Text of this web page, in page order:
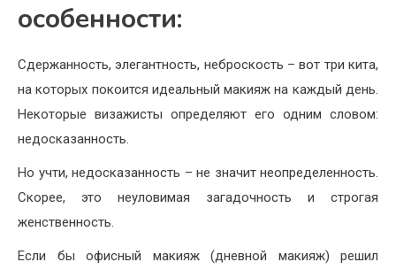
особенности:
Сдержанность, элегантность, неброскость – вот три кита,
на которых покоится идеальный макияж на каждый день.
Некоторые визажисты определяют его одним словом:
недосказанность.
Но учти, недосказанность – не значит неопределенность.
Скорее, это неуловимая загадочность и строгая
женственность.
Если бы офисный макияж (дневной макияж) решил